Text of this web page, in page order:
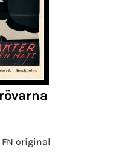
original